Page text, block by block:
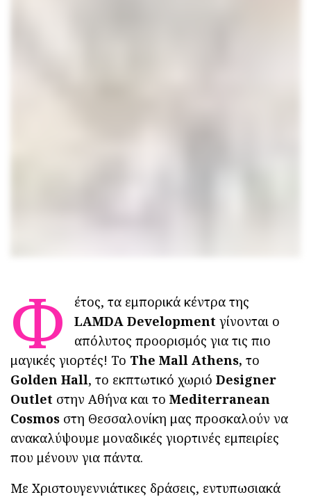
Φ
έτος, τα εμπορικά κέντρα της
LAMDADevelopmentγίνονται ο
απόλυτος προορισμός για τις πιο
μαγικές γιορτές! Το The Mall Athens,το
Golden Hall, το εκπτωτικό χωριόDesigner
Outlet στην Αθήνα και τοMediterranean
Cosmos στη Θεσσαλονίκη μας προσκαλούν να
ανακαλύψουμε μοναδικές γιορτινές εμπειρίες
που μένουν για πάντα.
Με Χριστουγεννιάτικες δράσεις, εντυπωσιακά